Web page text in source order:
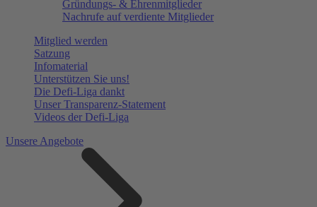
Gründungs- & Ehrenmitglieder
Nachrufe auf verdiente Mitglieder
Mitglied werden
Satzung
Infomaterial
Unterstützen Sie uns!
Die Defi-Liga dankt
Unser Transparenz-Statement
Videos der Defi-Liga
Unsere Angebote